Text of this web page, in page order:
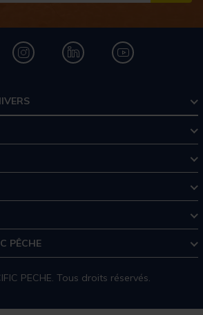
PÊCHE
PECHE. Tous droits réservés.